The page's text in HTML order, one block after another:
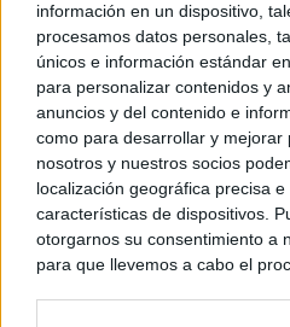
información en un dispositivo,
procesamos datos personales,
únicos e información estándar
para personalizar contenidos y
anuncios y del contenido e
como para desarrollar y mejorar
nosotros y nuestros socios
localización geográfica precisa
características de dispositivos.
otorgarnos su consentimiento a
para que llevemos a cabo el
© Kiosko.net Aviso Legal